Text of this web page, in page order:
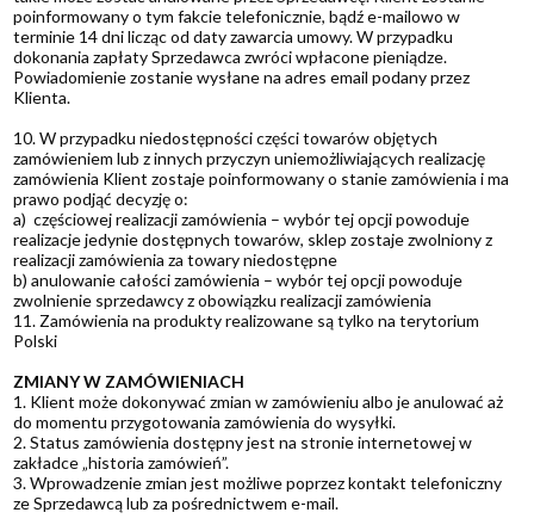
poinformowany o tym fakcie telefonicznie, bądź e-mailowo w
terminie 14 dni licząc od daty zawarcia umowy. W przypadku
dokonania zapłaty Sprzedawca zwróci wpłacone pieniądze.
Powiadomienie zostanie wysłane na adres email podany przez
Klienta.
10. W przypadku niedostępności części towarów objętych
zamówieniem lub z innych przyczyn uniemożliwiających realizację
zamówienia Klient zostaje poinformowany o stanie zamówienia i ma
prawo podjąć decyzję o:
a) częściowej realizacji zamówienia – wybór tej opcji powoduje
realizacje jedynie dostępnych towarów, sklep zostaje zwolniony z
realizacji zamówienia za towary niedostępne
b) anulowanie całości zamówienia – wybór tej opcji powoduje
zwolnienie sprzedawcy z obowiązku realizacji zamówienia
11. Zamówienia na produkty realizowane są tylko na terytorium
Polski
ZMIANY W ZAMÓWIENIACH
1. Klient może dokonywać zmian w zamówieniu albo je anulować aż
do momentu przygotowania zamówienia do wysyłki.
2. Status zamówienia dostępny jest na stronie internetowej w
zakładce „historia zamówień”.
3. Wprowadzenie zmian jest możliwe poprzez kontakt telefoniczny
ze Sprzedawcą lub za pośrednictwem e-mail.